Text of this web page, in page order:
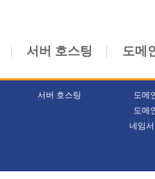
서버 호스팅 도메
서버 호스팅
도메
도메
네임